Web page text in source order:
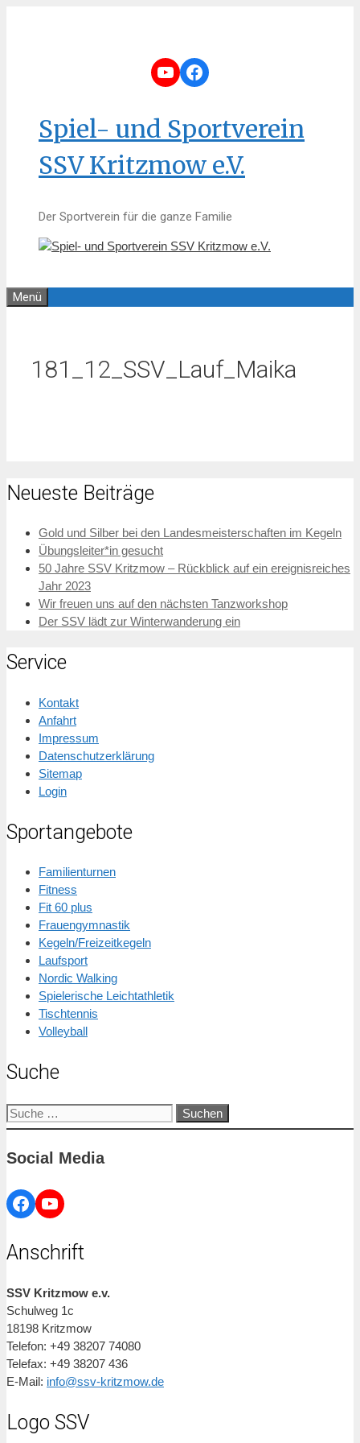
YouTube
Facebook
Spiel- und Sportverein
SSV Kritzmow e.V.
Der Sportverein für die ganze Familie
Menü
181_12_SSV_Lauf_Maika
Neueste Beiträge
Gold und Silber bei den Landesmeisterschaften im Kegeln
Übungsleiter*in gesucht
50 Jahre SSV Kritzmow – Rückblick auf ein ereignisreiches
Jahr 2023
Wir freuen uns auf den nächsten Tanzworkshop
Der SSV lädt zur Winterwanderung ein
Service
Kontakt
Anfahrt
Impressum
Datenschutzerklärung
Sitemap
Login
Sportangebote
Familienturnen
Fitness
Fit 60 plus
Frauengymnastik
Kegeln/Freizeitkegeln
Laufsport
Nordic Walking
Spielerische Leichtathletik
Tischtennis
Volleyball
Suche
Suche
nach:
Social Media
Facebook
YouTube
Anschrift
SSV Kritzmow e.v.
Schulweg 1c
18198 Kritzmow
Telefon: +49 38207 74080
Telefax: +49 38207 436
E-Mail: info@ssv-kritzmow.de
Logo SSV